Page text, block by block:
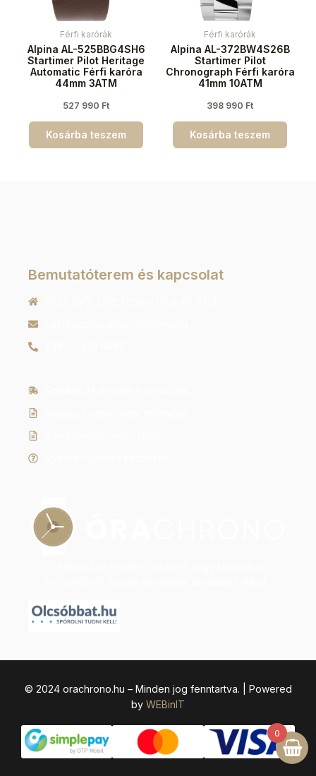
Férfi karórák
Alpina AL-525BBG4SH6
Startimer Pilot Heritage
Automatic Férfi karóra
44mm 3ATM
527 990 Ft
Kosárba teszem
Férfi karórák
Alpina AL-372BW4S26B
Startimer Pilot
Chronograph Férfi karóra
41mm 10ATM
398 990 Ft
Kosárba teszem
Bemutatóterem és kapcsolat
© 2024 orachrono.hu – Minden jog fenntartva. | Powered
by WEBinIT
0